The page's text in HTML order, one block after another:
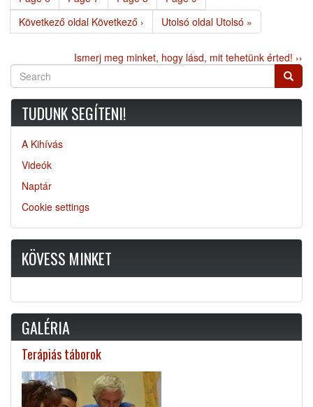
Következő oldal Következő › Utolsó oldal Utolsó »
Ismerj meg minket, hogy lásd, mit tehetünk érted! ››
Search
TUDUNK SEGÍTENI!
A Kihívás
Videók
Naptár
Cookie settings
KÖVESS MINKET
GALÉRIA
Terápiás táborok